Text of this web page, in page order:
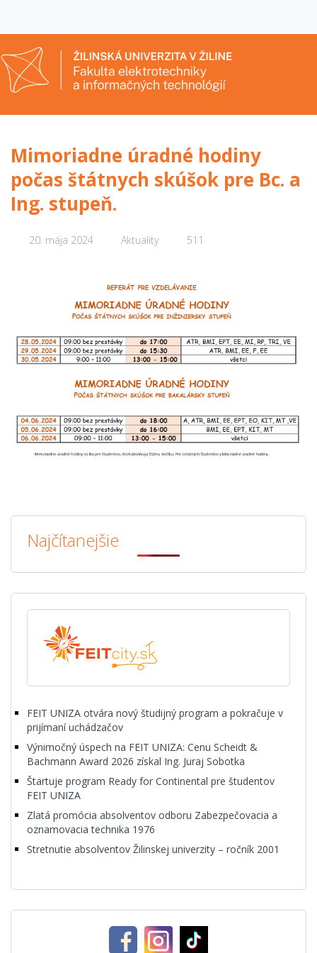
Mimoriadne úradné hodiny
počas štátnych skúšok pre Bc. a
Ing. stupeň.
20. mája 2024 Aktuality 511
Najčítanejšie
FEIT UNIZA otvára nový študijný program a pokračuje v
prijímaní uchádzačov
Výnimočný úspech na FEIT UNIZA: Cenu Scheidt &
Bachmann Award 2026 získal Ing. Juraj Sobotka
Štartuje program Ready for Continental pre študentov
FEIT UNIZA
Zlatá promócia absolventov odboru Zabezpečovacia a
oznamovacia technika 1976
Stretnutie absolventov Žilinskej univerzity – ročník 2001